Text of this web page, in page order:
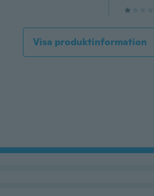
Visa produktinformation